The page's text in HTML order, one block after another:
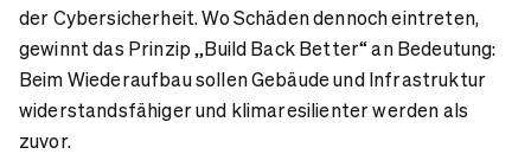
der Cybersicherheit. Wo Schäden dennoch eintreten,
gewinnt das Prinzip „Build Back Better“ an Bedeutung:
Beim Wiederaufbau sollen Gebäude und Infrastruktur
widerstandsfähiger und klimaresilienter werden als
zuvor.